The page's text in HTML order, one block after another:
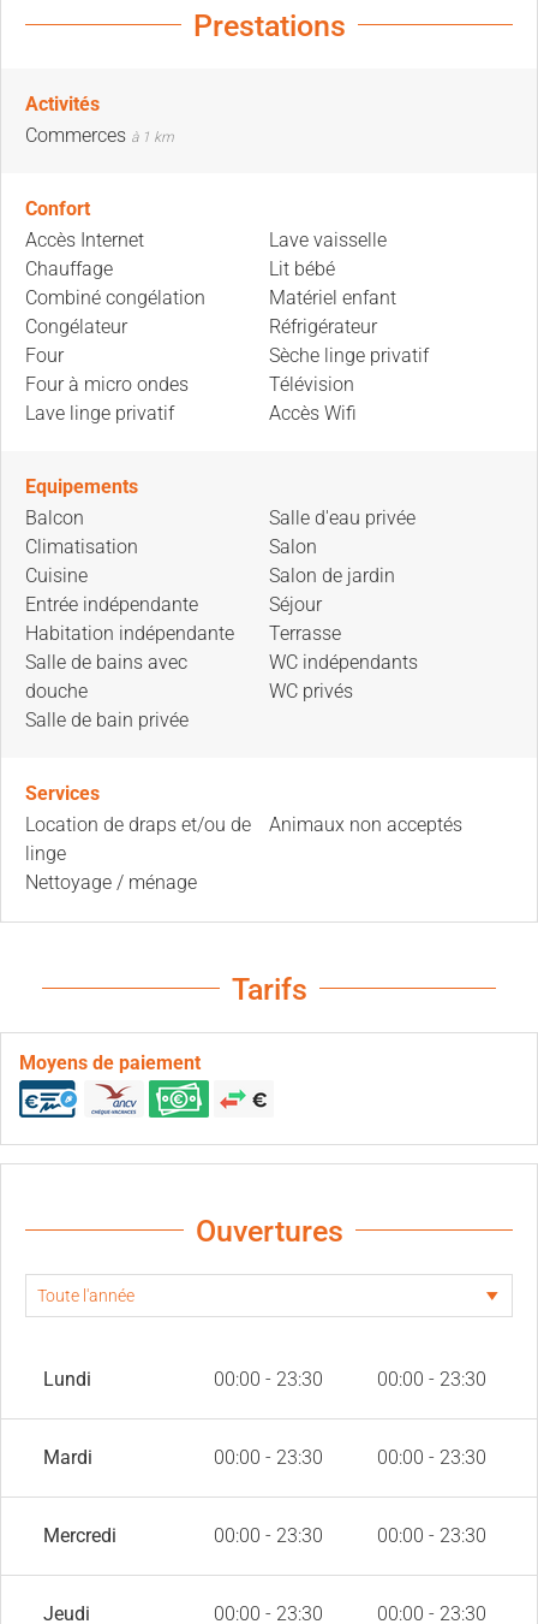
Prestations
Activités
Commerces à 1 km
Confort
Accès Internet
Chauffage
Combiné congélation
Congélateur
Four
Four à micro ondes
Lave linge privatif
Lave vaisselle
Lit bébé
Matériel enfant
Réfrigérateur
Sèche linge privatif
Télévision
Accès Wifi
Equipements
Balcon
Climatisation
Cuisine
Entrée indépendante
Habitation indépendante
Salle de bains avec
douche
Salle de bain privée
Salle d'eau privée
Salon
Salon de jardin
Séjour
Terrasse
WC indépendants
WC privés
Services
Location de draps et/ou de
linge
Nettoyage / ménage
Animaux non acceptés
Tarifs
Moyens de paiement
Ouvertures
Lundi 00:00 - 23:30 00:00 - 23:30
Mardi 00:00 - 23:30 00:00 - 23:30
Mercredi 00:00 - 23:30 00:00 - 23:30
Jeudi 00:00 - 23:30 00:00 - 23:30